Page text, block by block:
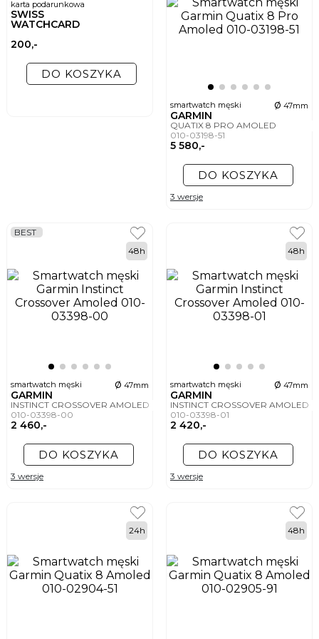
karta podarunkowa
SWISS
WATCHCARD
200,-
DO KOSZYKA
smartwatch męski ø 47mm
GARMIN
QUATIX 8 PRO AMOLED
010-03198-51
5 580,-
DO KOSZYKA
3 wersje
smartwatch męski ø 47mm
GARMIN
INSTINCT CROSSOVER AMOLED
010-03398-00
2 460,-
BEST
48h
DO KOSZYKA
3 wersje
smartwatch męski ø 47mm
GARMIN
INSTINCT CROSSOVER AMOLED
010-03398-01
2 420,-
48h
DO KOSZYKA
3 wersje
24h 48h